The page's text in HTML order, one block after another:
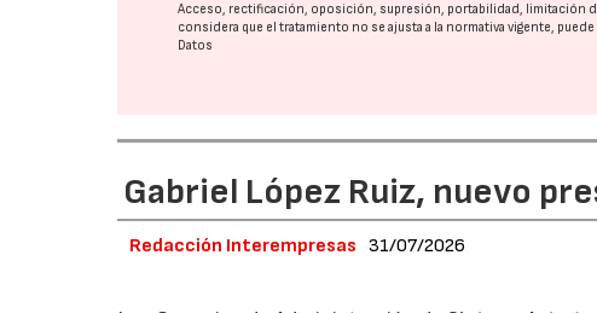
Acceso, rectificación, oposición, supresión, portabilidad, limitación
considera que el tratamiento no se ajusta a la normativa vigente,
Datos
Gabriel López Ruiz, nuevo
Redacción Interempresas 31/07/2026